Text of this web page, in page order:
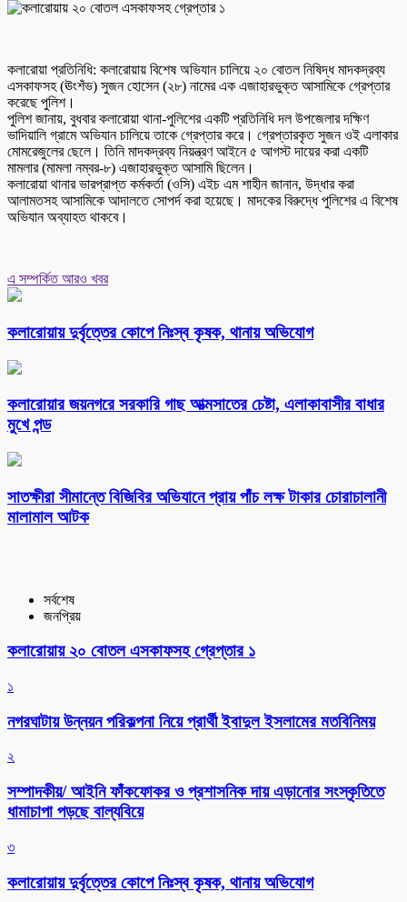
কলারোয়া প্রতিনিধি: কলারোয়ায় বিশেষ অভিযান চালিয়ে ২০ বোতল নিষিদ্ধ মাদকদ্রব্য
এসকাফসহ (ঊংশঁভ) সুজন হোসেন (২৮) নামের এক এজাহারভুক্ত আসামিকে গ্রেপ্তার
করেছে পুলিশ।
পুলিশ জানায়, বুধবার কলারোয়া থানা-পুলিশের একটি প্রতিনিধি দল উপজেলার দক্ষিণ
ভাদিয়ালি গ্রামে অভিযান চালিয়ে তাকে গ্রেপ্তার করে। গ্রেপ্তারকৃত সুজন ওই এলাকার
মোমরেজুলের ছেলে। তিনি মাদকদ্রব্য নিয়ন্ত্রণ আইনে ৫ আগস্ট দায়ের করা একটি
মামলার (মামলা নম্বর-৮) এজাহারভুক্ত আসামি ছিলেন।
কলারোয়া থানার ভারপ্রাপ্ত কর্মকর্তা (ওসি) এইচ এম শাহীন জানান, উদ্ধার করা
আলামতসহ আসামিকে আদালতে সোপর্দ করা হয়েছে। মাদকের বিরুদ্ধে পুলিশের এ বিশেষ
অভিযান অব্যাহত থাকবে।
এ সম্পর্কিত আরও খবর
কলারোয়ায় দুর্বৃত্তের কোপে নিঃস্ব কৃষক, থানায় অভিযোগ
কলারোয়ার জয়নগরে সরকারি গাছ আত্মসাতের চেষ্টা, এলাকাবাসীর বাধার
মুখে পন্ড
সাতক্ষীরা সীমান্তে বিজিবির অভিযানে প্রায় পাঁচ লক্ষ টাকার চোরাচালানী
মালামাল আটক
সর্বশেষ
জনপ্রিয়
কলারোয়ায় ২০ বোতল এসকাফসহ গ্রেপ্তার ১
১
নগরঘাটায় উন্নয়ন পরিকল্পনা নিয়ে প্রার্থী ইবাদুল ইসলামের মতবিনিময়
২
সম্পাদকীয়/ আইনি ফাঁকফোকর ও প্রশাসনিক দায় এড়ানোর সংস্কৃতিতে
ধামাচাপা পড়ছে বাল্যবিয়ে
৩
কলারোয়ায় দুর্বৃত্তের কোপে নিঃস্ব কৃষক, থানায় অভিযোগ